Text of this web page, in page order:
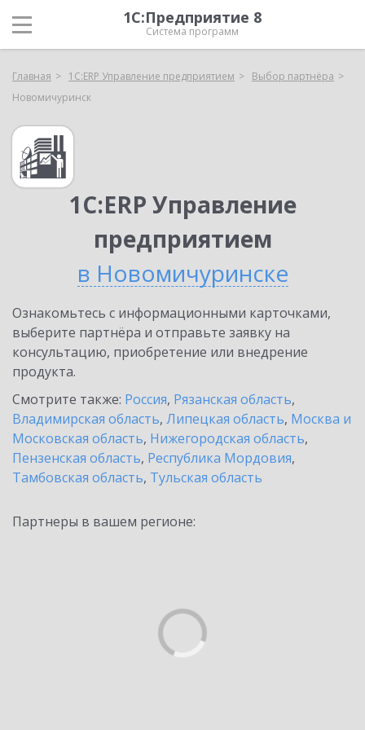
1С:Предприятие 8
Система программ
Главная 1С:ERP Управление предприятием
Выбор партнёра
Новомичуринск
1С:ERP Управление
предприятием
в Новомичуринске
Ознакомьтесь с информационными карточками,
выберите партнёра и отправьте заявку на
консультацию, приобретение или внедрение
продукта.
Смотрите также: Россия, Рязанская область,
Владимирская область, Липецкая область, Москва и
Московская область, Нижегородская область,
Пензенская область, Республика Мордовия,
Тамбовская область, Тульская область
Партнеры в вашем регионе: